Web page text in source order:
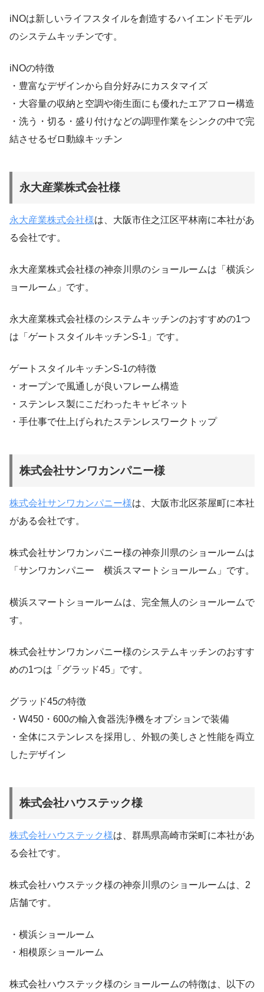
iNOは新しいライフスタイルを創造するハイエンドモデル
のシステムキッチンです。
iNOの特徴
・豊富なデザインから自分好みにカスタマイズ
・大容量の収納と空調や衛生面にも優れたエアフロー構造
・洗う・切る・盛り付けなどの調理作業をシンクの中で完
結させるゼロ動線キッチン
永大産業株式会社様
永大産業株式会社様は、大阪市住之江区平林南に本社があ
る会社です。
永大産業株式会社様の神奈川県のショールームは「横浜シ
ョールーム」です。
永大産業株式会社様のシステムキッチンのおすすめの1つ
は「ゲートスタイルキッチンS‐1」です。
ゲートスタイルキッチンS‐1の特徴
・オープンで風通しが良いフレーム構造
・ステンレス製にこだわったキャビネット
・手仕事で仕上げられたステンレスワークトップ
株式会社サンワカンパニー様
株式会社サンワカンパニー様は、大阪市北区茶屋町に本社
がある会社です。
株式会社サンワカンパニー様の神奈川県のショールームは
「サンワカンパニー 横浜スマートショールーム」です。
横浜スマートショールームは、完全無人のショールームで
す。
株式会社サンワカンパニー様のシステムキッチンのおすす
めの1つは「グラッド45」です。
グラッド45の特徴
・W450・600の輸入食器洗浄機をオプションで装備
・全体にステンレスを採用し、外観の美しさと性能を両立
したデザイン
株式会社ハウステック様
株式会社ハウステック様は、群馬県高崎市栄町に本社があ
る会社です。
株式会社ハウステック様の神奈川県のショールームは、2
店舗です。
・横浜ショールーム
・相模原ショールーム
株式会社ハウステック様のショールームの特徴は、以下の